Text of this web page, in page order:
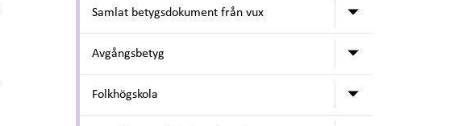
Samlat betygsdokument från vux Undermeny
Avgångsbetyg Undermeny
Folkhögskola Undermeny